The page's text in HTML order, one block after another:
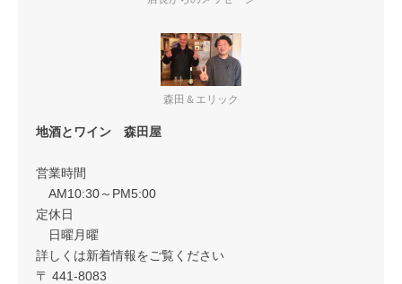
森田＆エリック
地酒とワイン 森田屋
営業時間
AM10:30～PM5:00
定休日
日曜月曜
詳しくは新着情報をご覧ください
〒 441-8083